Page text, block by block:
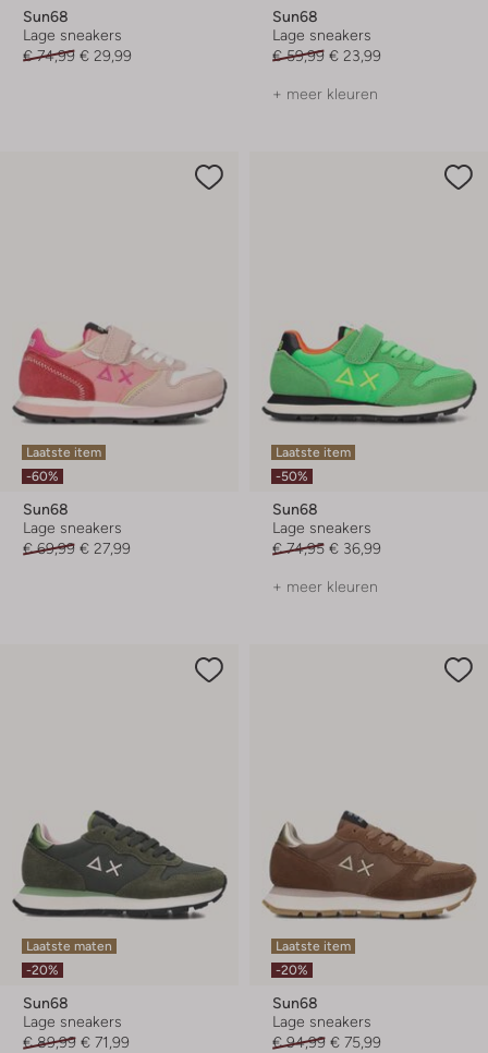
Sun68
Lage sneakers
€ 74,99 € 29,99
Sun68
Lage sneakers
€ 59,99 € 23,99
+ meer kleuren
Laatste item
-60%
Sun68
Lage sneakers
€ 69,99 € 27,99
Laatste item
-50%
Sun68
Lage sneakers
€ 74,95 € 36,99
+ meer kleuren
Laatste maten
-20%
Sun68
Lage sneakers
€ 89,99 € 71,99
Laatste item
-20%
Sun68
Lage sneakers
€ 94,99 € 75,99